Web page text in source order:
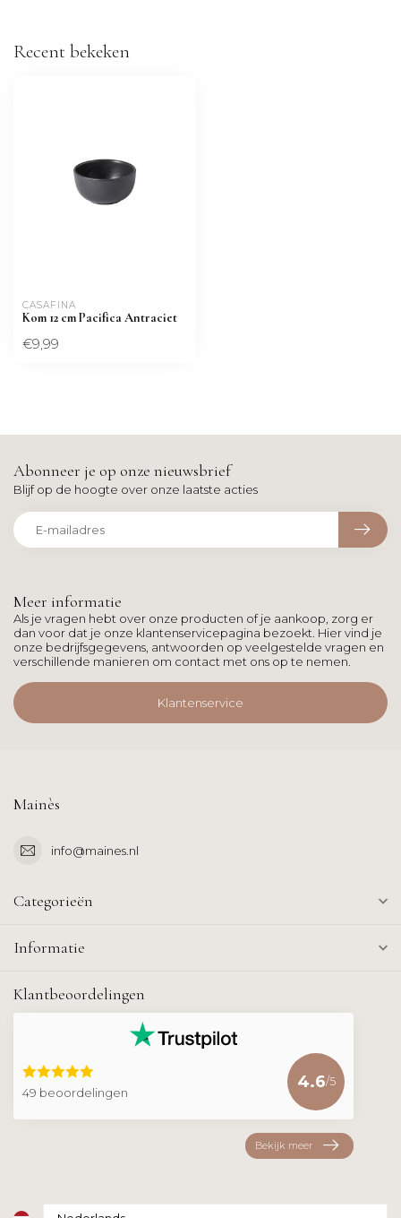
Recent bekeken
CASAFINA
Kom 12 cm Pacifica Antraciet
€9,99
Meer informatie
Als je vragen hebt over onze producten of je aankoop, zorg er
dan voor dat je onze klantenservicepagina bezoekt. Hier vind je
onze bedrijfsgegevens, antwoorden op veelgestelde vragen en
verschillende manieren om contact met ons op te nemen.
Klantenservice
Abonneer je op onze nieuwsbrief
Blijf op de hoogte over onze laatste acties
Mainès
info@maines.nl
Categorieën
Informatie
Klantbeoordelingen
49 beoordelingen
4.6/5
Bekijk meer